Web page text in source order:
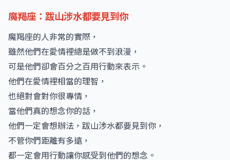
魔羯座：跋山涉水都要見到你
魔羯座的人非常的實際，
雖然他們在愛情裡總是做不到浪漫，
可是他們卻會百分之百用行動來表示。
他們在愛情裡相當的理智，
也絕對會對你很專情，
當他們真的想念你的話，
他們一定會想辦法，跋山涉水都要見到你，
不管你們距離有多遠，
都一定會用行動讓你感受到他們的想念。